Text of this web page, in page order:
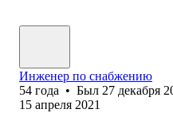
Инженер по снабжению
54 года • Был 27 декабря
15 апреля 2021